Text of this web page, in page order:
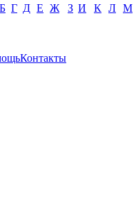
Б Г Д Е Ж З И К Л М
Контакты